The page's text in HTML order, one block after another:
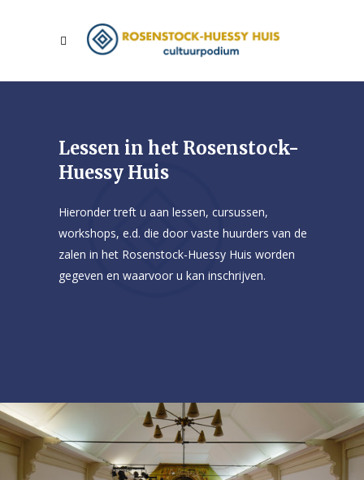
Lessen in het Rosenstock-
Huessy Huis
Hieronder treft u aan lessen, cursussen,
workshops, e.d. die door vaste huurders van de
zalen in het Rosenstock-Huessy Huis worden
gegeven en waarvoor u kan inschrijven.